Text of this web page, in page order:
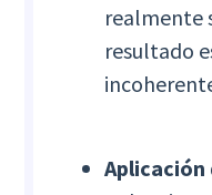
realmente
resultado
Aplicación